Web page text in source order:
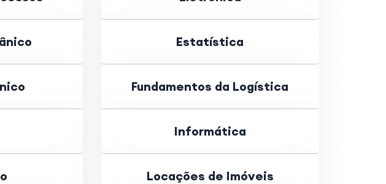
Estatística
Fundamentos da Logística
Informática
Locações de Imóveis